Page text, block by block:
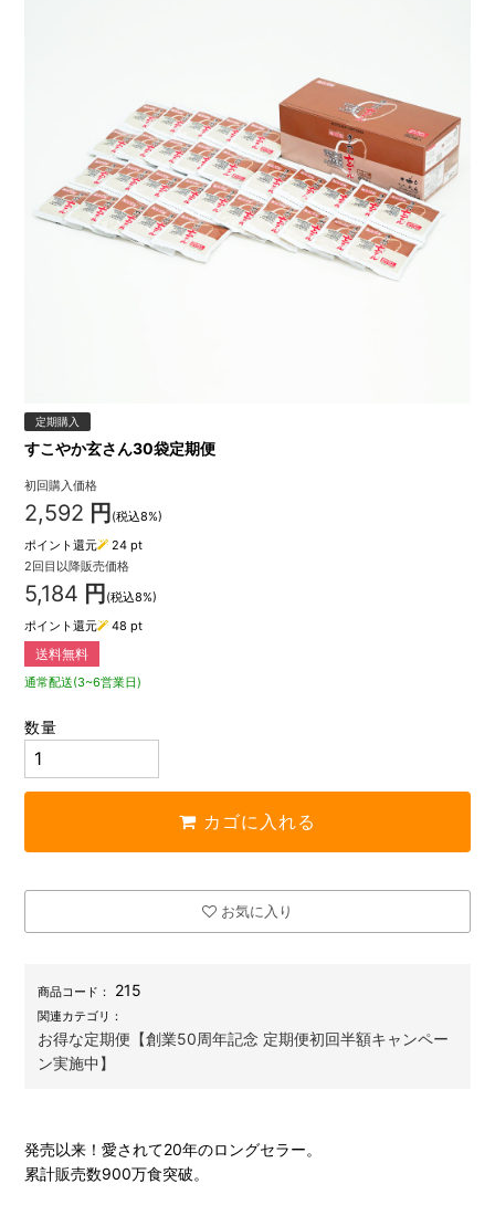
定期購入
すこやか玄さん30袋定期便
初回購入価格
2,592 円 (税込8%)
ポイント還元
24pt
2回目以降販売価格
5,184 円 (税込8%)
ポイント還元
48pt
送料無料
通常配送(3~6営業日)
数量
カゴに入れる
お気に入り
商品コード： 215
関連カテゴリ：
お得な定期便【創業50周年記念 定期便初回半額キャンペー
ン実施中】
発売以来！愛されて20年のロングセラー。
累計販売数900万食突破。